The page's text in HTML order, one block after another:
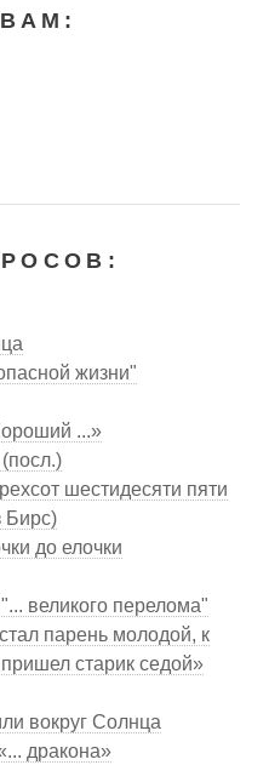
жизни"
...»
шестидесяти пяти
Бирс)
до елочки
великого перелома"
парень молодой, к
старик седой»
вокруг Солнца
дракона»